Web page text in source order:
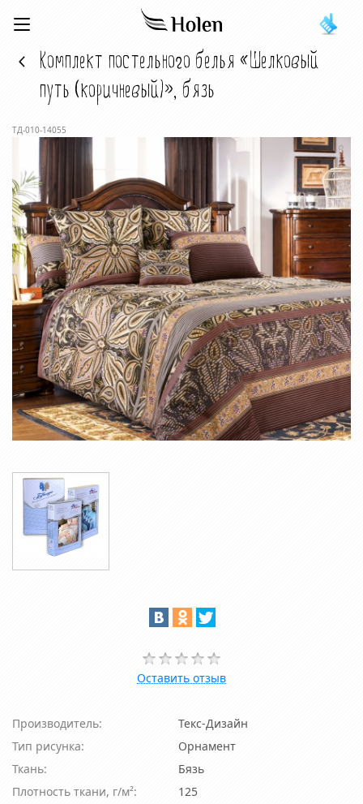
Комплект постельного белья «Шелковый
путь (коричневый)», бязь
ТД-010-14055
Оставить отзыв
Производитель:
Текс-Дизайн
Тип рисунка:
Орнамент
Ткань:
Бязь
Плотность ткани, г/м²:
125